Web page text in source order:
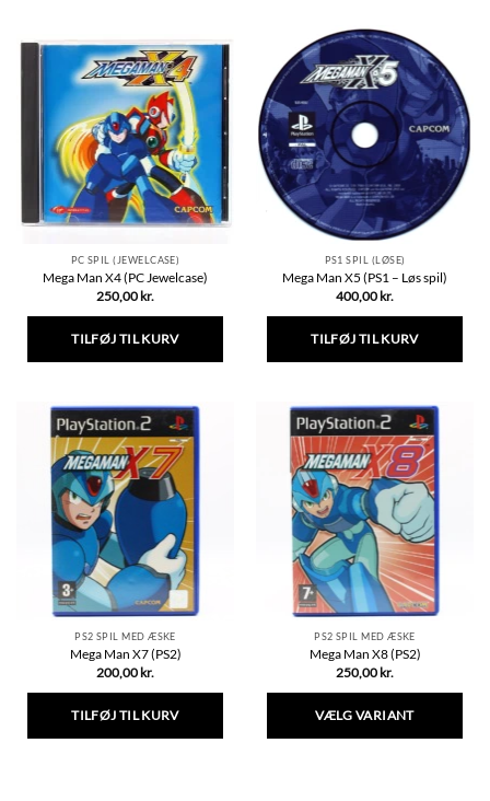
flere
varianter.
Mulighederne
kan
vælges
på
varesiden
PC SPIL (JEWELCASE)
Mega Man X4 (PC Jewelcase)
250,00 kr.
TILFØJ TIL KURV
PS1 SPIL (LØSE)
Mega Man X5 (PS1 – Løs spil)
400,00 kr.
TILFØJ TIL KURV
PS2 SPIL MED ÆSKE
Mega Man X7 (PS2)
200,00 kr.
TILFØJ TIL KURV
PS2 SPIL MED ÆSKE
Mega Man X8 (PS2)
250,00 kr.
VÆLG VARIANT